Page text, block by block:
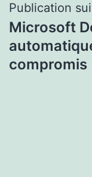
Publication
Microsoft
compromis